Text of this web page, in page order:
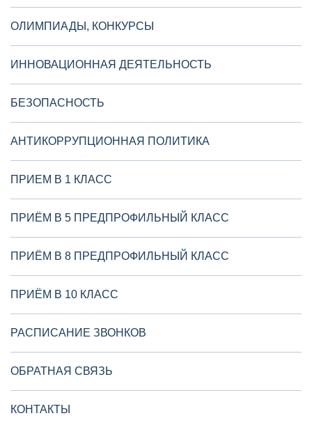
ОЛИМПИАДЫ, КОНКУРСЫ
ИННОВАЦИОННАЯ ДЕЯТЕЛЬНОСТЬ
БЕЗОПАСНОСТЬ
АНТИКОРРУПЦИОННАЯ ПОЛИТИКА
ПРИЕМ В 1 КЛАСС
ПРИЁМ В 5 ПРЕДПРОФИЛЬНЫЙ КЛАСС
ПРИЁМ В 8 ПРЕДПРОФИЛЬНЫЙ КЛАСС
ПРИЁМ В 10 КЛАСС
РАСПИСАНИЕ ЗВОНКОВ
ОБРАТНАЯ СВЯЗЬ
КОНТАКТЫ